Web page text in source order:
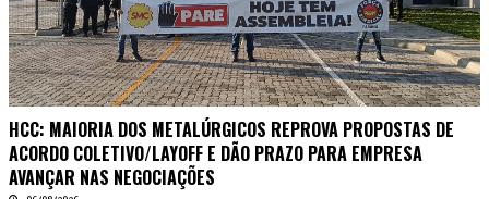
HCC: MAIORIA DOS METALÚRGICOS REPROVA PROPOSTAS DE
ACORDO COLETIVO/LAYOFF E DÃO PRAZO PARA EMPRESA
AVANÇAR NAS NEGOCIAÇÕES